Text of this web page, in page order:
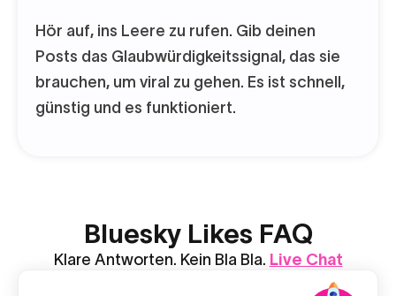
Hör auf, ins Leere zu rufen. Gib deinen
Posts das Glaubwürdigkeitssignal, das sie
brauchen, um viral zu gehen. Es ist schnell,
günstig und es funktioniert.
Bluesky Likes FAQ
Klare Antworten. Kein Bla Bla. Live Chat